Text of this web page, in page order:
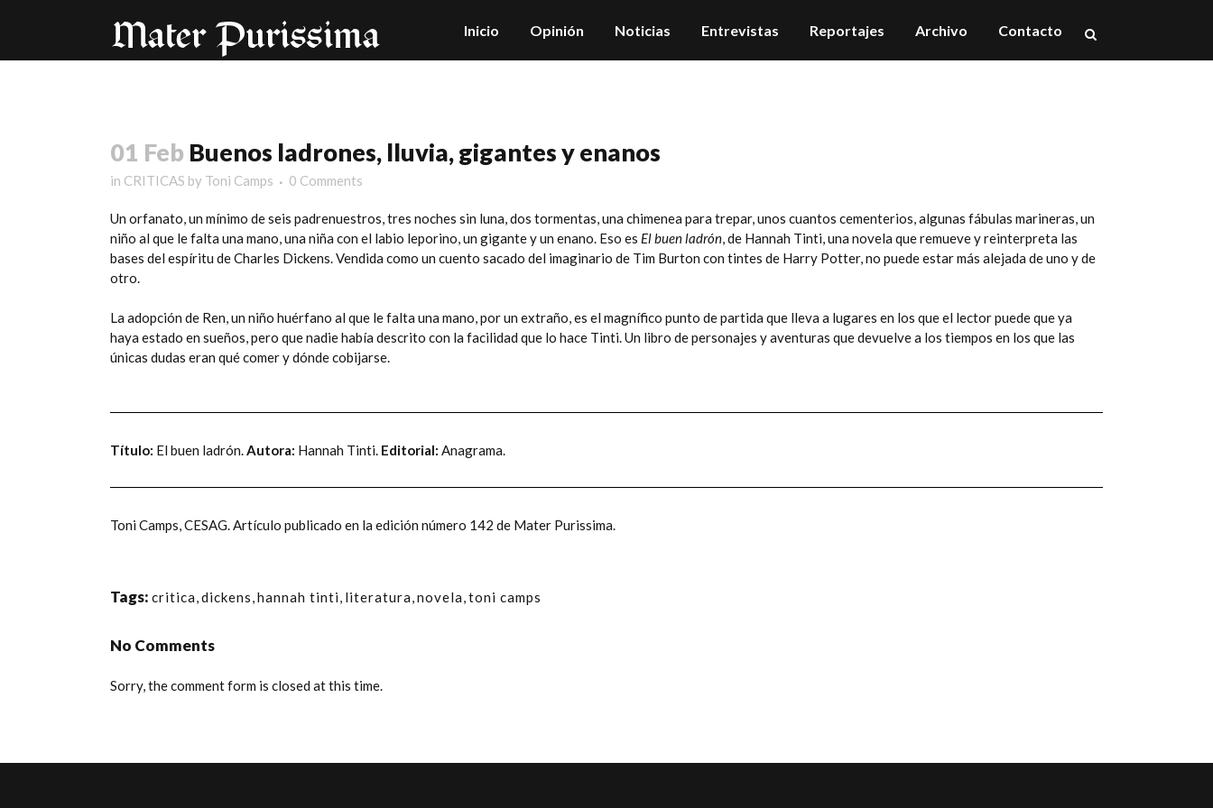
Inicio Opinión Noticias Entrevistas Reportajes Archivo Contacto
01 Feb Buenos ladrones, lluvia, gigantes y enanos
in CRITICAS by Toni Camps 0 Comments
Un orfanato, un mínimo de seis padrenuestros, tres noches sin luna, dos tormentas, una chimenea para trepar, unos cuantos cementerios, algunas fábulas marineras, un
niño al que le falta una mano, una niña con el labio leporino, un gigante y un enano. Eso es El buen ladrón, de Hannah Tinti, una novela que remueve y reinterpreta las
bases del espíritu de Charles Dickens. Vendida como un cuento sacado del imaginario de Tim Burton con tintes de Harry Potter, no puede estar más alejada de uno y de
otro.
La adopción de Ren, un niño huérfano al que le falta una mano, por un extraño, es el magnífico punto de partida que lleva a lugares en los que el lector puede que ya
haya estado en sueños, pero que nadie había descrito con la facilidad que lo hace Tinti. Un libro de personajes y aventuras que devuelve a los tiempos en los que las
únicas dudas eran qué comer y dónde cobijarse.
Título: El buen ladrón.Autora: Hannah Tinti. Editorial: Anagrama.
Toni Camps,CESAG. Artículo publicado en la edición número 142 de Mater Purissima.
Tags: critica,dickens,hannah tinti, literatura,novela,toni camps
No Comments
Sorry, the comment form is closed at this time.